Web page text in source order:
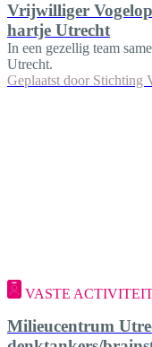
Vrijwilliger
hartje Utrecht
In een gezellig team
Utrecht.
Geplaatst door Stichting
VASTE
Milieucentrum